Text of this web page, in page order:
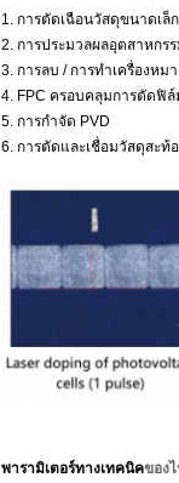
1. การตัดเฉือนวัสดุขนาดเล็ก
2. การประมวลผลอุตสาหกร
3. การลบ / การทำเครื่องหม
4. FPC ครอบคลุมการตัดฟิล์
5. การกำจัด PVD
6. การตัดและเชื่อมวัสดุสะท้
พารามิเตอร์ทางเทคนิคของ